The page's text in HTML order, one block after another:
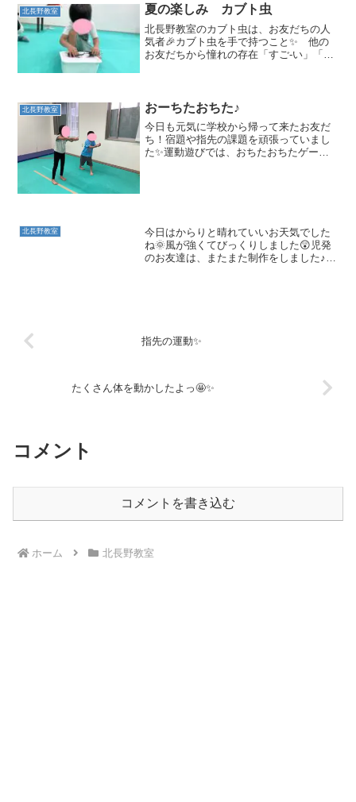
く、格好良い姿です。読み手...
北長野教室 夏の楽しみ カブト虫
北長野教室のカブト虫は、お友だちの人
気者🎉カブト虫を手で持つこと✨ 他の
お友だちから憧れの存在「すご-い」「か
ましたよ😊触れた‼ ...
北長野教室 おーちたおちた♪
今日も元気に学校から帰って来たお友だ
ち！宿題や指先の課題を頑張っていまし
た✨運動遊びでは、おちたおちたゲーム
北長野教室
今日はからりと晴れていいお天気でした
ね🌞風が強くてびっくりしました😲児発
のお友達は、またまた制作をしました♪右
指先の運動✨
たくさん体を動かしたよっ🤩✨
コメント
コメントを書き込む
ホーム 北長野教室